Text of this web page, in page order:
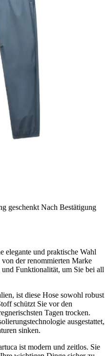
geschenkt Nach Bestätigung
elegante und praktische Wahl
der renommierten Marke
Funktionalität, um Sie bei all
ist diese Hose sowohl robust
schützt Sie vor den
Tagen trocken.
ausgestattet,
sinken.
ist modern und zeitlos. Sie